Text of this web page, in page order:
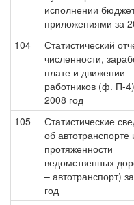
исполнении
приложениями за
104
Статистический
численности,
плате и движении
работников (ф. П-
2008 год
105
Статистические
об автотранспорте
протяженности
ведомственных
– автотранспорт)
год